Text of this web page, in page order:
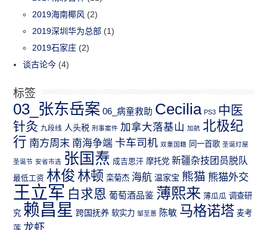
2019海南椰风 (2)
2019深圳华为总部 (1)
2019石家庄 (2)
谈古论今 (4)
标签
03_张东岳案 06_病童救助 Cecilia PS3 中医
针灸 九段线 人头税 刑事案件 加拿大落基山 加航 北极纪
行 南方周末 南海争端 卡车司机 双重国籍 同一首歌 圣诞灯屋
圣诞节 安省市选 张国焘 成吉思汗 摩托党 新疆杂技团员脱队
最低工资 林俊 林顿 栾菊杰 海航 温家宝 熊猫 熊猫外交
王立军 白求恩 葡萄酒品鉴 薄熙来 薄瓜瓜 调查研
究 赖昌星 跨国抚养 软实力 邹至蕙 陈敏 马格诺塔 麦考